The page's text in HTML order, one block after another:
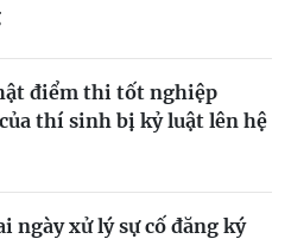
điểm thi tốt nghiệp
thí sinh bị kỷ luật lên hệ
ngày xử lý sự cố đăng ký